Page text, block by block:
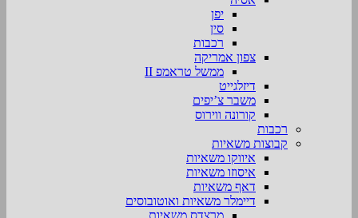
יפן
סין
רכבות
צפון אמריקה
ממשל טראמפ II
דיזלגייט
משבר צ’יפים
קורונה ווירוס
רכבות
קבוצות משאיות
איווקו משאיות
איסוזו משאיות
דאף משאיות
דיימלר משאיות ואוטובוסים
מרצדס משאיות